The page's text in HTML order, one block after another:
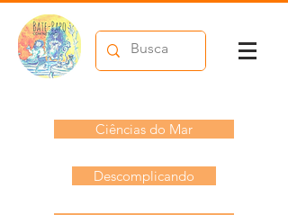
Ciências do Mar
Descomplicando